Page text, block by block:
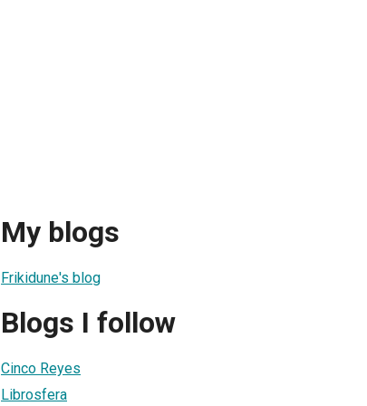
My blogs
Frikidune's blog
Blogs I follow
Cinco Reyes
Librosfera